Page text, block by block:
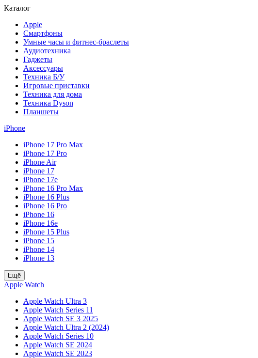
Каталог
Apple
Смартфоны
Умные часы и фитнес-браслеты
Аудиотехника
Гаджеты
Аксессуары
Техника Б/У
Игровые приставки
Техника для дома
Техника Dyson
Планшеты
iPhone
iPhone 17 Pro Max
iPhone 17 Pro
iPhone Air
iPhone 17
iPhone 17e
iPhone 16 Pro Max
iPhone 16 Plus
iPhone 16 Pro
iPhone 16
iPhone 16e
iPhone 15 Plus
iPhone 15
iPhone 14
iPhone 13
Ещё
Apple Watch
Apple Watch Ultra 3
Apple Watch Series 11
Apple Watch SE 3 2025
Apple Watch Ultra 2 (2024)
Apple Watch Series 10
Apple Watch SE 2024
Apple Watch SE 2023